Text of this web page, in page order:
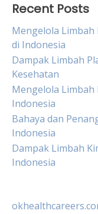
Recent Posts
Mengelola
di Indonesia
Dampak Limbah
Kesehatan
Mengelola Limbah
Indonesia
Bahaya dan
Indonesia
Dampak Limbah
Indonesia